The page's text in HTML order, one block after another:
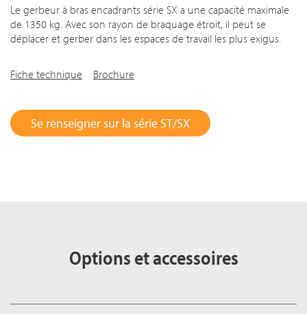
Le gerbeur à bras encadrants série SX a une capacité maximale
de 1350 kg. Avec son rayon de braquage étroit, il peut se
déplacer et gerber dans les espaces de travail les plus exigus.
Fiche technique Brochure
Se renseigner sur la série ST/SX
Options et accessoires